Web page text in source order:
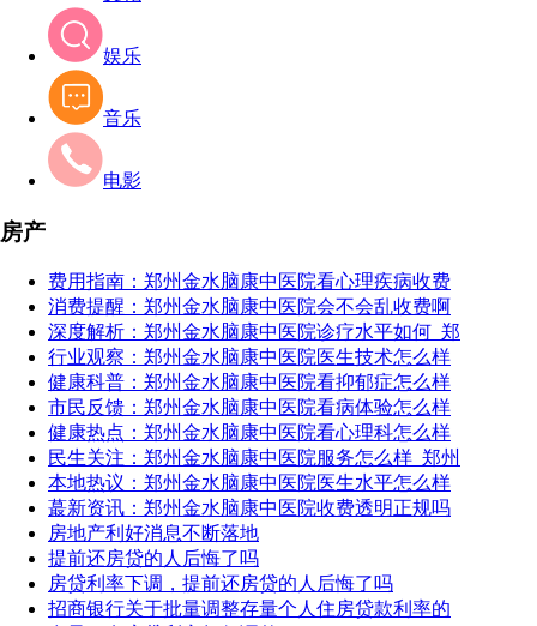
娱乐
音乐
电影
房产
费用指南：郑州金水脑康中医院看心理疾病收费
消费提醒：郑州金水脑康中医院会不会乱收费啊
深度解析：郑州金水脑康中医院诊疗水平如何_郑
行业观察：郑州金水脑康中医院医生技术怎么样
健康科普：郑州金水脑康中医院看抑郁症怎么样
市民反馈：郑州金水脑康中医院看病体验怎么样
健康热点：郑州金水脑康中医院看心理科怎么样
民生关注：郑州金水脑康中医院服务怎么样_郑州
本地热议：郑州金水脑康中医院医生水平怎么样
蕞新资讯：郑州金水脑康中医院收费透明正规吗
房地产利好消息不断落地
提前还房贷的人后悔了吗
房贷利率下调，提前还房贷的人后悔了吗
招商银行关于批量调整存量个人住房贷款利率的